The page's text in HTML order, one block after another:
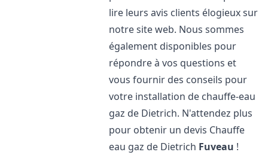
lire leurs avis clients élogieux sur
notre site web. Nous sommes
également disponibles pour
répondre à vos questions et
vous fournir des conseils pour
votre installation de chauffe-eau
gaz de Dietrich. N'attendez plus
pour obtenir un devis Chauffe
eau gaz de Dietrich Fuveau !